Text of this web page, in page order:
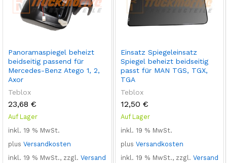
Panoramaspiegel beheizt
beidseitig passend für
Mercedes-Benz Atego 1, 2,
Axor
Teblox
23,68 €
Auf Lager
inkl. 19 % MwSt.
plus Versandkosten
inkl. 19 % MwSt., zzgl. Versand
Einsatz Spiegeleinsatz
Spiegel beheizt beidseitig
passt für MAN TGS, TGX,
TGA
Teblox
12,50 €
Auf Lager
inkl. 19 % MwSt.
plus Versandkosten
inkl. 19 % MwSt., zzgl. Versand